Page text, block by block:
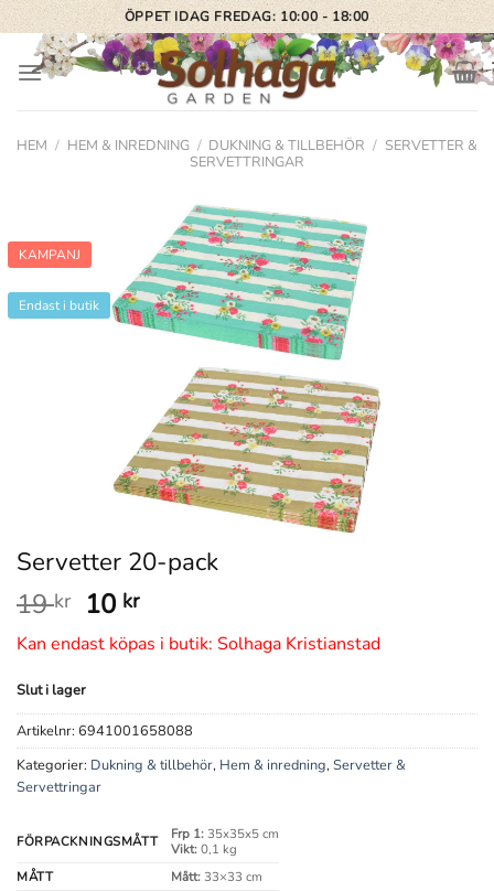
Skip
to
content
ÖPPET IDAG FREDAG: 10:00 - 18:00
HEM / HEM & INREDNING / DUKNING & TILLBEHÖR / SERVETTER &
SERVETTRINGAR
KAMPANJ
Endast i butik
Servetter 20-pack
19kr Det
ursprungliga
priset
var:
19 kr.
10 krDet
nuvarande
priset
10 kr.
Kan endast köpas i butik: Solhaga Kristianstad
Slut i lager
Artikelnr: 6941001658088
Kategorier: Dukning & tillbehör, Hem & inredning,Servetter &
Servettringar
FÖRPACKNINGSMÅTT Frp 1:35x35x5 cm
Vikt:0,1 kg
MÅTT
Mått:33×33 cm